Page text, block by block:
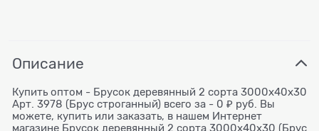
Описание
Купить оптом - Брусок деревянный 2 сорта 3000x40х30
Арт. 3978 (Брус строганный) всего за - 0 ₽ руб. Вы
можете, купить или заказать, в нашем Интернет
магазине Брусок деревянный 2 сорта 3000x40х30 (Брус